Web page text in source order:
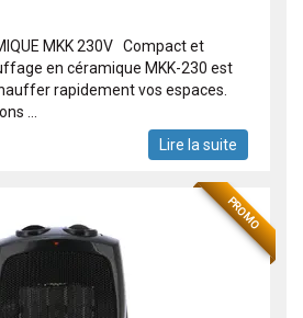
MKK 230V Compact et
en céramique MKK-230 est
rapidement vos espaces.
...
Lire la suite
PROMO